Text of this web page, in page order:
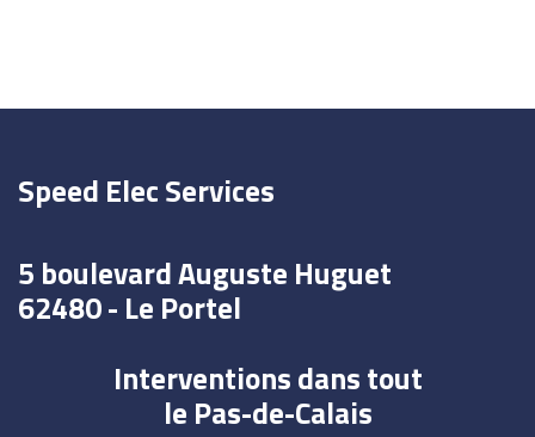
Speed Elec Services
5 boulevard Auguste Huguet
62480 - Le Portel
Interventions dans tout
le Pas-de-Calais